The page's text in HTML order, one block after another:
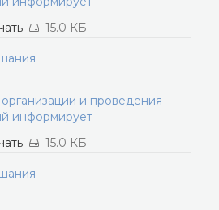
15.0 КБ
и проведения
информирует
15.0 КБ